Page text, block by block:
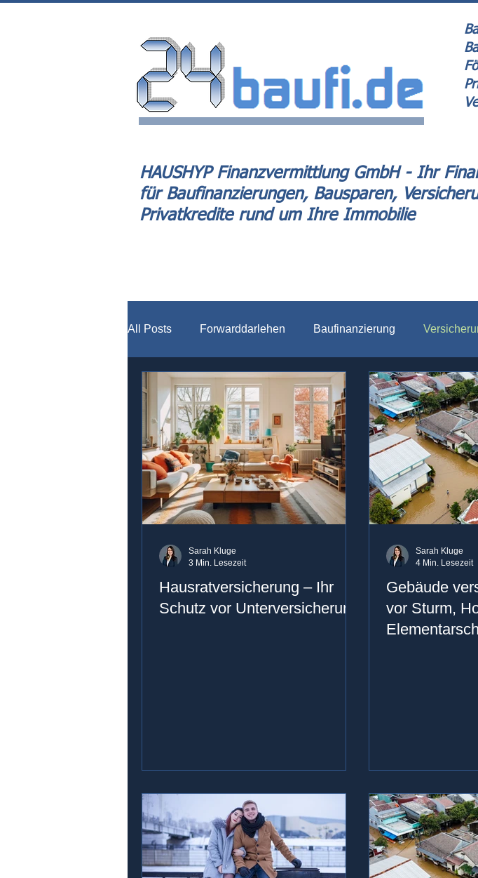
HAUSHYP Finanzvermittlung GmbH - Ihr
für Baufinanzierungen, Bausparen,
Privatkredite rund um Ihre Immobilie
All Posts Forwarddarlehen Baufinanzierung
Modernisierung
Hausratversicherung – Ihr
Schutz vor Unterversicherung
Sarah Kluge
3 Min. Lesezeit
Gebäude
vor Sturm,
Sarah Kluge
4 Min. Lesezeit